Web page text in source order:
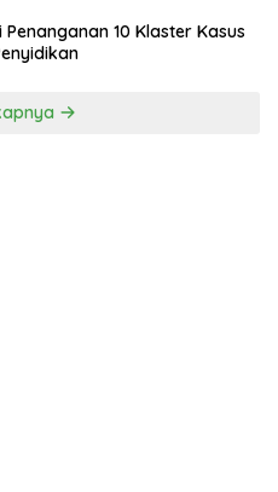
Penanganan 10 Klaster Kasus